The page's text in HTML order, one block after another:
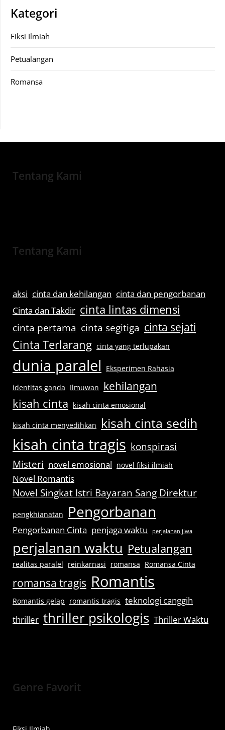
Kategori
Fiksi Ilmiah
Petualangan
Romansa
Tentang Kami
Tentang Kami
aksi cinta dan kehilangan cinta dan pengorbanan
Cinta dan Takdir cinta lintas dimensi
cinta pertama cinta segitiga cinta sejati
Cinta Terlarang cinta yang terlupakan
dunia paralel
Eksperimen Rahasia
identitas ganda Ilmuwan kehilangan
kisah cinta kisah cinta emosional
kisah cinta menyedihkan kisah cinta sedih
kisah cinta tragis konspirasi
Misteri novel emosional novel fiksi ilmiah
Novel Romantis
Novel Singkat Istri Bayaran Sang Direktur
pengkhianatan Pengorbanan
Pengorbanan Cinta penjaga waktu perjalanan jiwa
perjalanan waktu Petualangan
realitas paralel reinkarnasi romansa Romansa Cinta
romansa tragis Romantis
Romantis gelap romantis tragis teknologi canggih
thriller thriller psikologis Thriller Waktu
Genre Favorit